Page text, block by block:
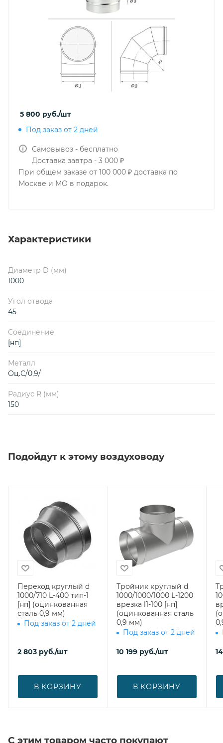
5 800 руб./шт
Под заказ от 2 дней
Самовывоз - бесплатно
Доставка завтра - 3 000 ₽
При общем заказе от 100 000 ₽ доставка по
Москве и МО в подарок.
Характеристики
Диаметр D (мм)
1000
Угол отвода
45
Соединение
[нп]
Металл
Оц.С/0,9/
Радиус R (мм)
150
Подойдут к этому воздуховоду
Переход круглый d
1000/710 L-400 тип-1
[нп] (оцинкованная
сталь 0,9 мм)
Под заказ от 2 дней
2 803 руб./шт
В КОРЗИНУ
Тройник круглый d
1000/1000/1000 L-1200
врезка l1-100 [нп]
(оцинкованная сталь
0,9 мм)
Под заказ от 2 дней
10 199 руб./шт
В КОРЗИНУ
С этим товаром часто покупают